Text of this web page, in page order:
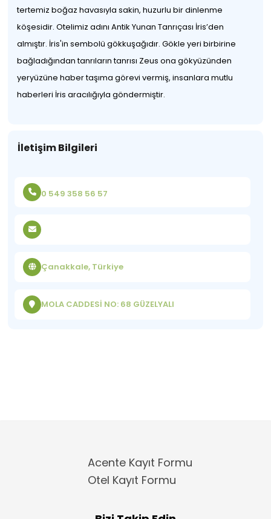
tertemiz boğaz havasıyla sakin, huzurlu bir dinlenme
köşesidir. Otelimiz adını Antik Yunan Tanrıçası İris’den
almıştır. İris'in sembolü gökkuşağıdır. Gökle yeri birbirine
bağladığından tanrıların tanrısı Zeus ona gökyüzünden
yeryüzüne haber taşıma görevi vermiş, insanlara mutlu
haberleri İris aracılığıyla göndermiştir.
İletişim Bilgileri
0 549 358 56 57
Çanakkale, Türkiye
MOLA CADDESİ NO: 68 GÜZELYALI
Acente Kayıt Formu
Otel Kayıt Formu